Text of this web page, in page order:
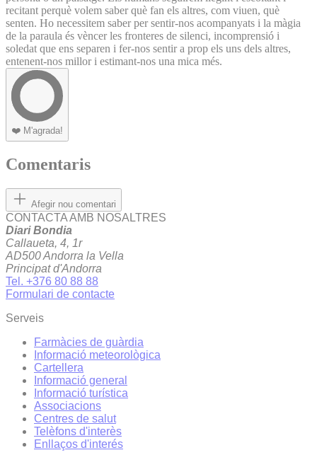
recitant perquè volem saber què fan els altres, com viuen, què
senten. Ho necessitem saber per sentir-nos acompanyats i la màgia
de la paraula és vèncer les fronteres de silenci, incomprensió i
soledat que ens separen i fer-nos sentir a prop els uns dels altres,
entenent-nos millor i estimant-nos una mica més.
❤️ M'agrada!
Comentaris
Afegir nou comentari
CONTACTA AMB NOSALTRES
Diari Bondia
Callaueta, 4, 1r
AD500 Andorra la Vella
Principat d'Andorra
Tel. +376 80 88 88
Formulari de contacte
Serveis
Farmàcies de guàrdia
Informació meteorològica
Cartellera
Informació general
Informació turística
Associacions
Centres de salut
Telèfons d'interès
Enllaços d'interés